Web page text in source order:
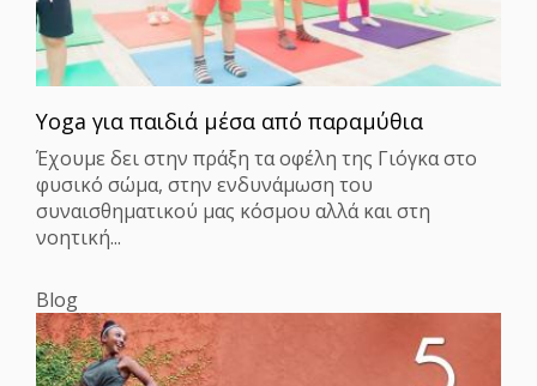
Yoga για παιδιά μέσα από παραμύθια
Έχουμε δει στην πράξη τα οφέλη της Γιόγκα στο
φυσικό σώμα, στην ενδυνάμωση του
συναισθηματικού μας κόσμου αλλά και στη
νοητική...
Blog